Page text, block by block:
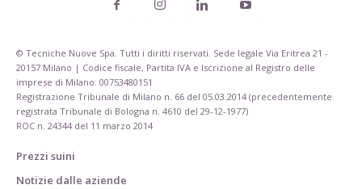
© Tecniche Nuove Spa. Tutti i diritti riservati. Sede legale Via Eritrea 21 -
20157 Milano | Codice fiscale, Partita IVA e Iscrizione al Registro delle
imprese di Milano: 00753480151
Registrazione Tribunale di Milano n. 66 del 05.03.2014 (precedentemente
registrata Tribunale di Bologna n. 4610 del 29-12-1977)
ROC n. 24344 del 11 marzo 2014
Prezzi suini
Notizie dalle aziende